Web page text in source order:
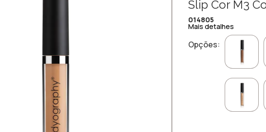
Slip Cor M3
014805
Mais detalhes
Opções: